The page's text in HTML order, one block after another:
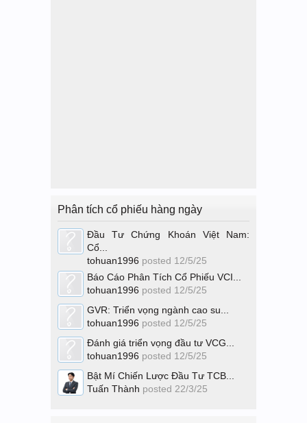
Phân tích cổ phiếu hàng ngày
Đầu Tư Chứng Khoán Việt Nam:
Cổ...
tohuan1996 posted 12/5/25
Báo Cáo Phân Tích Cổ Phiếu VCI...
tohuan1996 posted 12/5/25
GVR: Triển vọng ngành cao su...
tohuan1996 posted 12/5/25
Đánh giá triển vọng đầu tư VCG...
tohuan1996 posted 12/5/25
Bật Mí Chiến Lược Đầu Tư TCB...
Tuấn Thành posted 22/3/25